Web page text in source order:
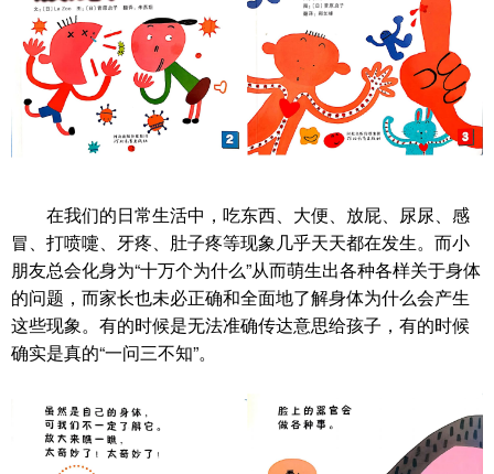
在我们的日常生活中，吃东西、大便、放屁、尿尿、感
冒、打喷嚏、牙疼、肚子疼等现象几乎天天都在发生。而小
朋友总会化身为“十万个为什么”从而萌生出各种各样关于身体
的问题，而家长也未必正确和全面地了解身体为什么会产生
这些现象。有的时候是无法准确传达意思给孩子，有的时候
确实是真的“一问三不知”。